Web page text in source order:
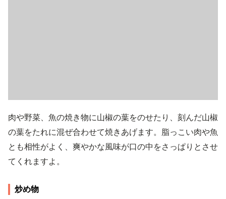
肉や野菜、魚の焼き物に山椒の葉をのせたり、刻んだ山椒
の葉をたれに混ぜ合わせて焼きあげます。脂っこい肉や魚
とも相性がよく、爽やかな風味が口の中をさっぱりとさせ
てくれますよ。
炒め物